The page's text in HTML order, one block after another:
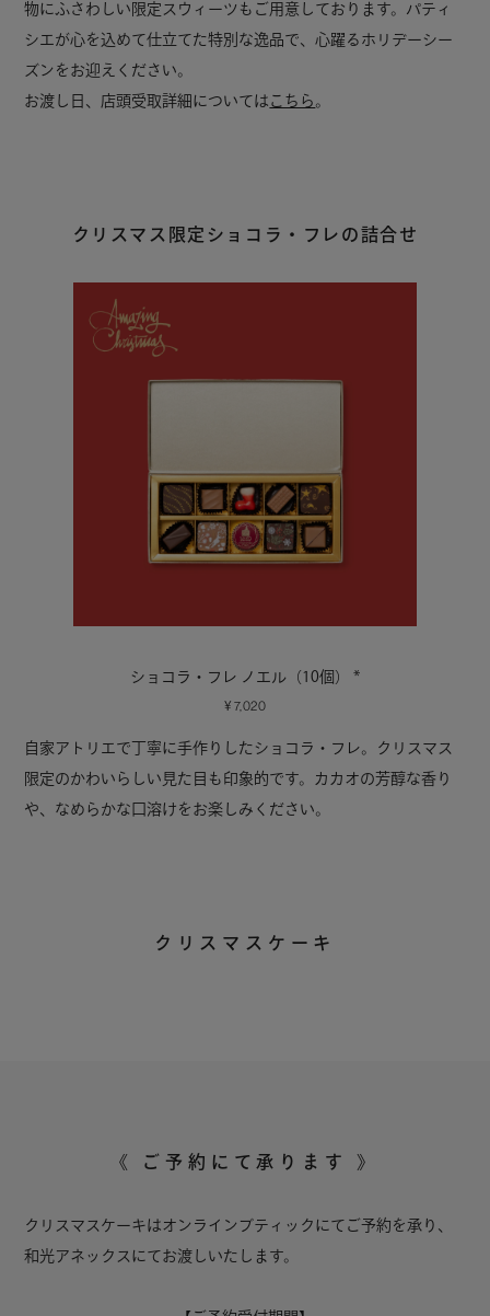
物にふさわしい限定スウィーツもご用意しております。パティ
シエが心を込めて仕立てた特別な逸品で、心躍るホリデーシー
ズンをお迎えください。
お渡し日、店頭受取詳細については こちら 。
クリスマス限定ショコラ・フレの詰合せ
ショコラ・フレ ノエル（10個） *
7,020
自家アトリエで丁寧に手作りしたショコラ・フレ。クリスマス
限定のかわいらしい見た目も印象的です。カカオの芳醇な香り
や、なめらかな口溶けをお楽しみください。
クリスマスケーキ
《 ご予約にて承ります 》
クリスマスケーキはオンラインブティックにてご予約を承り、
和光アネックスにてお渡しいたします。